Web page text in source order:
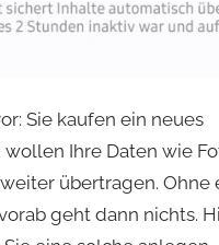
Sie kaufen ein neues
Ihre Daten wie
übertragen. Ohne
geht dann nichts.